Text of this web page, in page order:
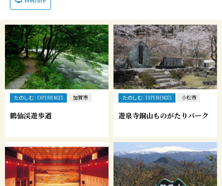
たのしむ EXPERIENCES 加賀市
鶴仙渓遊歩道
たのしむ EXPERIENCES 小松市
遊泉寺銅山ものがたりパーク